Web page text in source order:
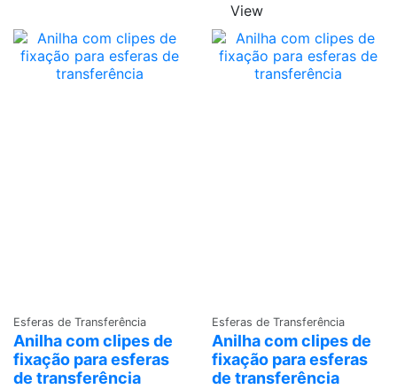
View
Esferas de Transferência
Anilha com clipes de
fixação para esferas
de transferência
Esferas de Transferência
Anilha com clipes de
fixação para esferas
de transferência